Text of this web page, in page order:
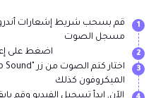
1
قم بسحب شريط إشعارات
مسجل الصوت
2 اضغط على
3
الميكروفون كذلك
الآن, ابدأ تسجيل الفيديو وقم